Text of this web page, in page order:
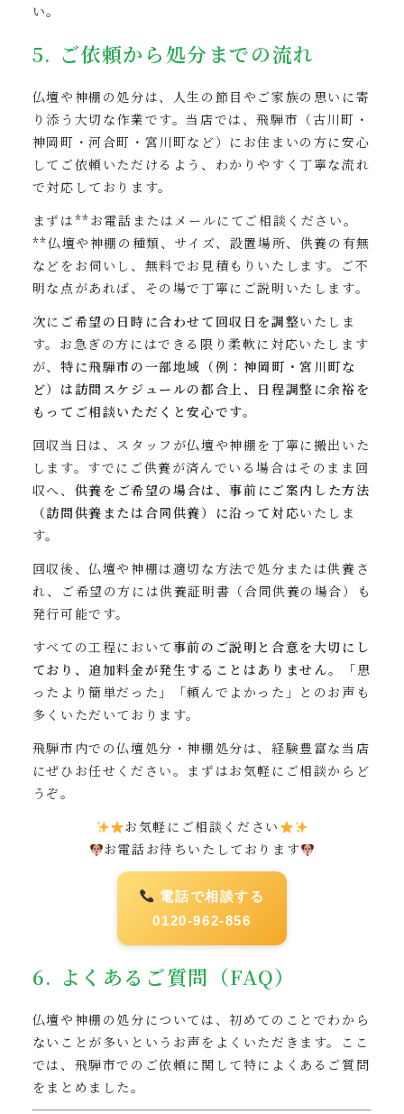
い。
5. ご依頼から処分までの流れ
仏壇や神棚の処分は、人生の節目やご家族の思いに寄
り添う大切な作業です。当店では、飛騨市（古川町・
神岡町・河合町・宮川町など）にお住まいの方に安心
してご依頼いただけるよう、わかりやすく丁寧な流れ
で対応しております。
まずは**お電話またはメールにてご相談ください。
**仏壇や神棚の種類、サイズ、設置場所、供養の有無
などをお伺いし、無料でお見積もりいたします。ご不
明な点があれば、その場で丁寧にご説明いたします。
次に ご希望の日時に合わせて回収日を調整いたしま
す。お急ぎの方にはできる限り柔軟に対応いたします
が、特に飛騨市の一部地域（例：神岡町・宮川町な
ど）は訪問スケジュールの都合上、日程調整に余裕を
もってご相談いただくと安心です。
回収当日は、スタッフが仏壇や神棚を丁寧に搬出いた
します。すでにご供養が済んでいる場合はそのまま回
収へ、 供養をご希望の場合は、事前にご案内した方法
（訪問供養または合同供養）に沿って対応いたしま
す。
回収後、仏壇や神棚は適切な方法で処分または供養さ
れ、ご希望の方には供養証明書（合同供養の場合）も
発行可能です。
すべての工程において事前のご説明と合意を大切にし
ており、追加料金が発生することはありません。
「思
ったより簡単だった」「頼んでよかった」とのお声も
多くいただいております。
飛騨市内での仏壇処分・神棚処分は、経験豊富な当店
にぜひお任せください。まずはお気軽にご相談からど
うぞ。
お気軽にご相談ください
お電話お待ちいたしております
電話で相談する
0120-962-856
6. よくあるご質問（FAQ）
仏壇や神棚の処分については、初めてのことでわから
ないことが多いというお声をよくいただきます。ここ
では、飛騨市でのご依頼に関して特によくあるご質問
をまとめました。